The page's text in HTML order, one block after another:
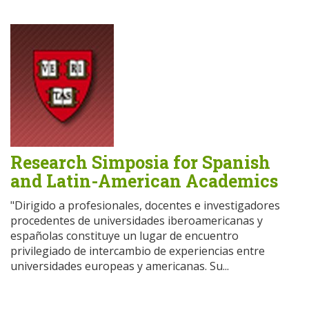
Research Simposia for Spanish
and Latin-American Academics
"Dirigido a profesionales, docentes e investigadores
procedentes de universidades iberoamericanas y
españolas constituye un lugar de encuentro
privilegiado de intercambio de experiencias entre
universidades europeas y americanas. Su...